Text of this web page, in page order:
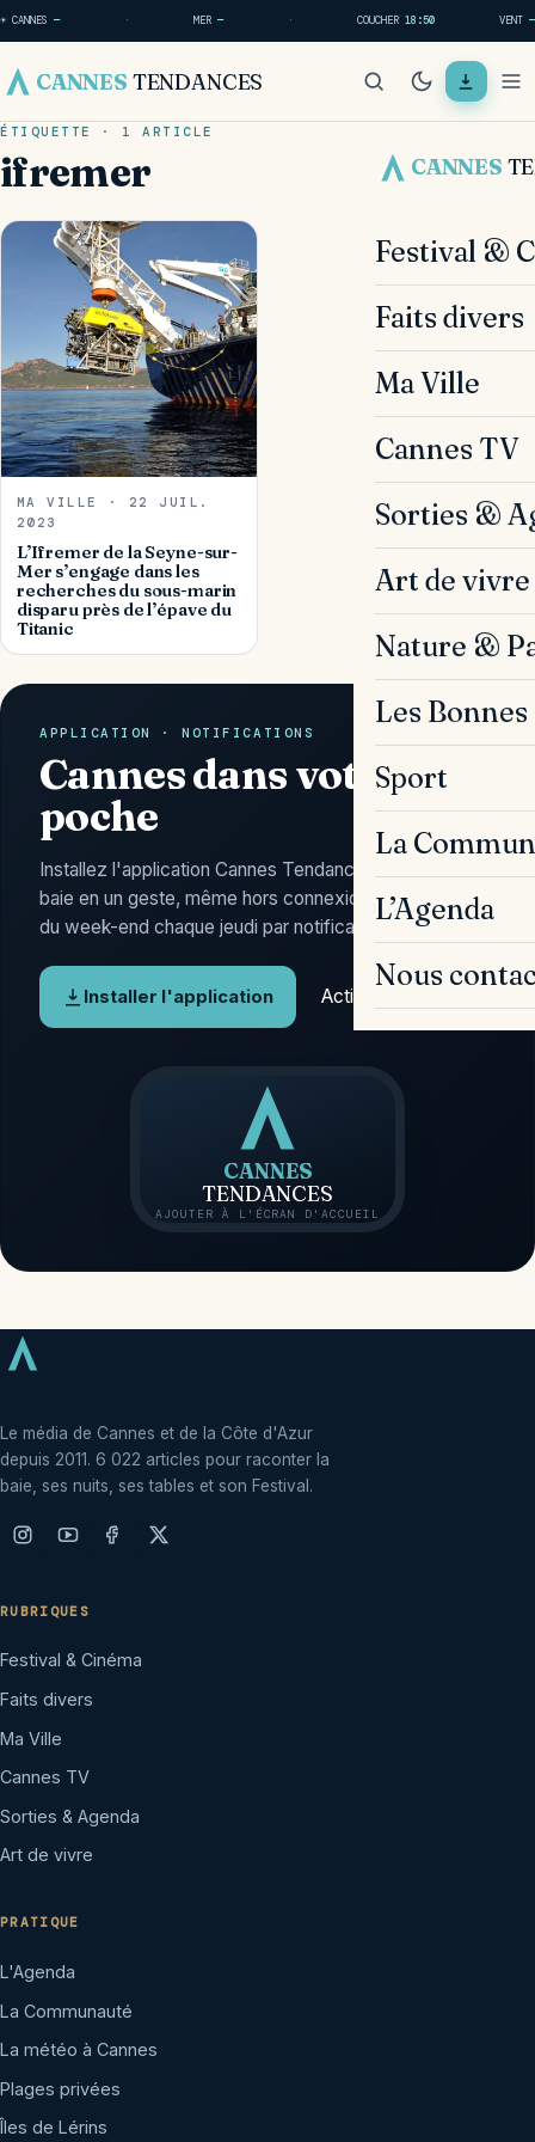
☀ CANNES — · MER— · COUCHER18:50 VENT —
CANNES TENDANCES
CANNES
Festival &
Faits divers
Ma Ville
Cannes TV
Sorties &
Art de vivre
Nature &
Les
Sport
La
L’Agenda
Nous
ÉTIQUETTE · 1 ARTICLE
ifremer
MA VILLE · 22 JUIL.
2023
L’Ifremer de la Seyne-sur-
Mer s’engage dans les
recherches du sous-marin
disparu près de l’épave du
Titanic
APPLICATION · NOTIFICATIONS
Cannes dans votre
poche
Installez l'application Cannes Tendances : l'actu de la
baie en un geste, même hors connexion, et l'Agenda
du week-end chaque jeudi par notification.
Installer l'application Activer les alertes
CANNES
TENDANCES
AJOUTER À L'ÉCRAN D'ACCUEIL
Le média de Cannes et de la Côte d'Azur
depuis 2011. 6 022 articles pour raconter la
baie, ses nuits, ses tables et son Festival.
RUBRIQUES
Festival & Cinéma
Faits divers
Ma Ville
Cannes TV
Sorties & Agenda
Art de vivre
PRATIQUE
L'Agenda
La Communauté
La météo à Cannes
Plages privées
Îles de Lérins